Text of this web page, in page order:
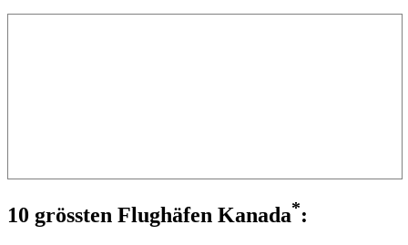
10 grössten Flughäfen Kanada*: